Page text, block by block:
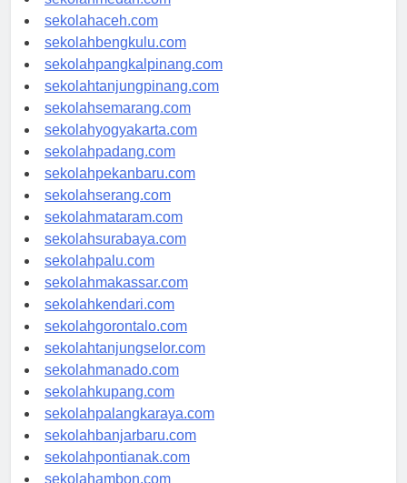
sekolahmedan.com
sekolahaceh.com
sekolahbengkulu.com
sekolahpangkalpinang.com
sekolahtanjungpinang.com
sekolahsemarang.com
sekolahyogyakarta.com
sekolahpadang.com
sekolahpekanbaru.com
sekolahserang.com
sekolahmataram.com
sekolahsurabaya.com
sekolahpalu.com
sekolahmakassar.com
sekolahkendari.com
sekolahgorontalo.com
sekolahtanjungselor.com
sekolahmanado.com
sekolahkupang.com
sekolahpalangkaraya.com
sekolahbanjarbaru.com
sekolahpontianak.com